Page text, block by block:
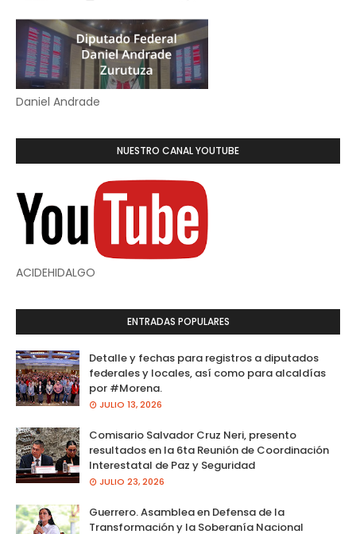
Daniel Andrade
NUESTRO CANAL YOUTUBE
ACIDEHIDALGO
ENTRADAS POPULARES
Detalle y fechas para registros a diputados
federales y locales, así como para alcaldías
por #Morena.
JULIO 13, 2026
Comisario Salvador Cruz Neri, presento
resultados en la 6ta Reunión de Coordinación
Interestatal de Paz y Seguridad
JULIO 23, 2026
Guerrero. Asamblea en Defensa de la
Transformación y la Soberanía Nacional